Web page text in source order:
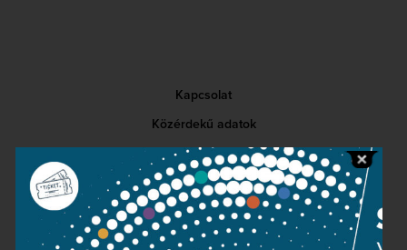
Kapcsolat
Közérdekű adatok
Sajtószoba
Adatvédelem
Impresszum